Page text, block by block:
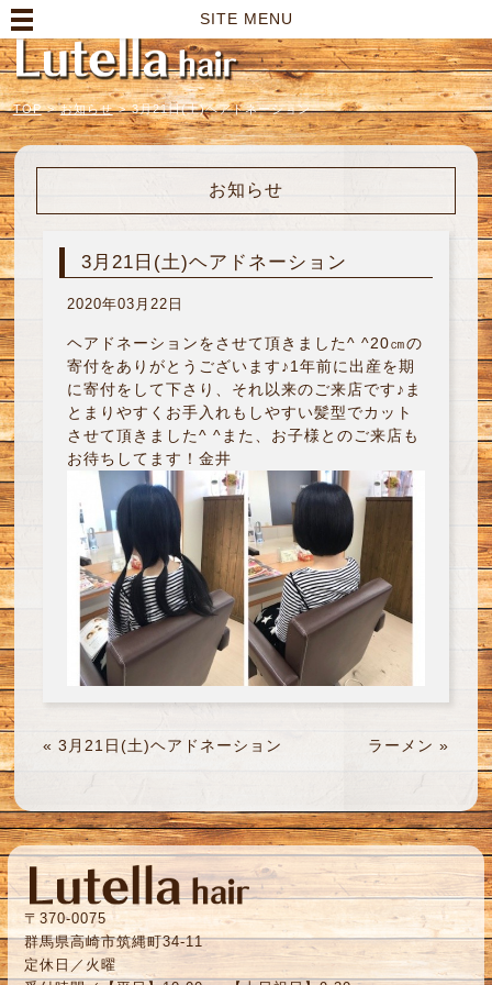
SITE MENU
TOP > お知らせ > 3月21日(土)ヘアドネーション
お知らせ
3月21日(土)ヘアドネーション
2020年03月22日
ヘアドネーションをさせて頂きました^ ^20㎝の
寄付をありがとうございます♪1年前に出産を期
に寄付をして下さり、それ以来のご来店です♪ま
とまりやすくお手入れもしやすい髪型でカット
させて頂きました^ ^また、お子様とのご来店も
お待ちしてます！金井
« 3月21日(土)ヘアドネーション ラーメン »
〒370-0075
群馬県高崎市筑縄町34-11
定休日／火曜